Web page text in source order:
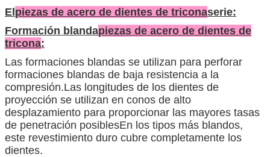
Elpiezas de acero de dientes de triconaserie:
Formación blandapiezas de acero de dientes de
tricona:
Las formaciones blandas se utilizan para perforar
formaciones blandas de baja resistencia a la
compresión.Las longitudes de los dientes de
proyección se utilizan en conos de alto
desplazamiento para proporcionar las mayores tasas
de penetración posiblesEn los tipos más blandos,
este revestimiento duro cubre completamente los
dientes.